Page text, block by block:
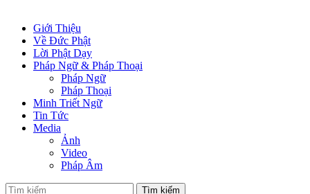
Giới Thiệu
Về Đức Phật
Lời Phật Dạy
Pháp Ngữ & Pháp Thoại
Pháp Ngữ
Pháp Thoại
Minh Triết Ngữ
Tin Tức
Media
Ảnh
Video
Pháp Âm